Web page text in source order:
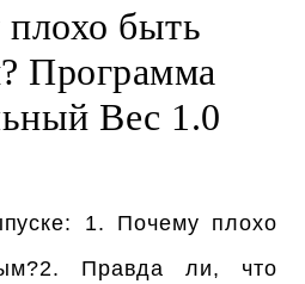
быть
Программа
Вес 1.0
1. Почему плохо
Правда ли, что